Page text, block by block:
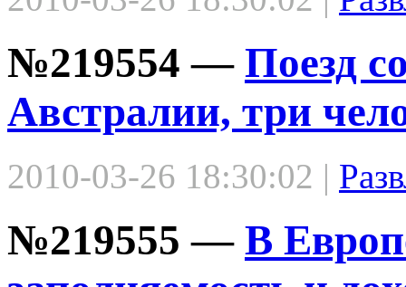
№219554 — Поезд
Австралии, три
2010-03-26 18:30:02 |
№219555 — В